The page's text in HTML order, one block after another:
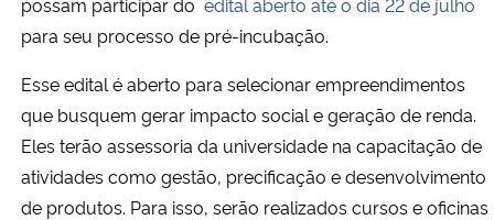
para seu processo de pré-incubação.
Esse edital é aberto para selecionar empreendimentos
que busquem gerar impacto social e geração de renda.
Eles terão assessoria da universidade na capacitação de
atividades como gestão, precificação e desenvolvimento
de produtos. Para isso, serão realizados cursos e oficinas